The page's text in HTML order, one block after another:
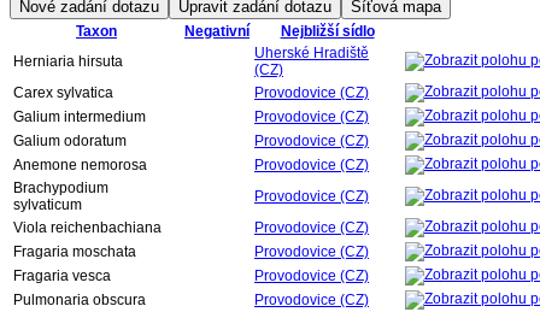
Taxon Negativní
Nejbližší sídlo
Herniaria hirsuta
Uherské Hradiště
(CZ)
Carex sylvatica
Provodovice (CZ)
Galium intermedium
Provodovice (CZ)
Galium odoratum
Provodovice (CZ)
Anemone nemorosa
Provodovice (CZ)
Brachypodium
sylvaticum
Provodovice (CZ)
Viola reichenbachiana
Provodovice (CZ)
Fragaria moschata
Provodovice (CZ)
Fragaria vesca
Provodovice (CZ)
Pulmonaria obscura
Provodovice (CZ)